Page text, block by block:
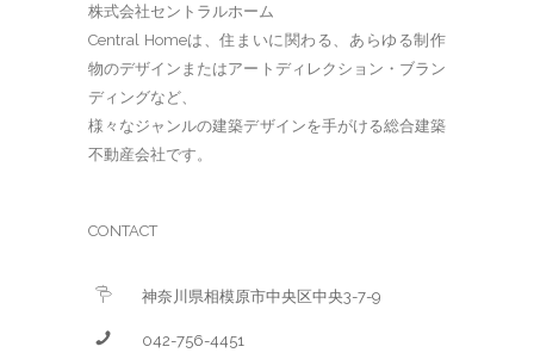
株式会社セントラルホーム
Central Homeは、住まいに関わる、あらゆる制作
物のデザインまたはアートディレクション・ブラン
ディングなど、
様々なジャンルの建築デザインを手がける総合建築
不動産会社です。
CONTACT
神奈川県相模原市中央区中央3-7-9
042-756-4451